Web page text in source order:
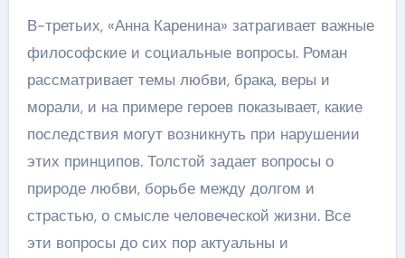
В-третьих, «Анна Каренина» затрагивает важные
философские и социальные вопросы. Роман
рассматривает темы любви, брака, веры и
морали, и на примере героев показывает, какие
последствия могут возникнуть при нарушении
этих принципов. Толстой задает вопросы о
природе любви, борьбе между долгом и
страстью, о смысле человеческой жизни. Все
эти вопросы до сих пор актуальны и